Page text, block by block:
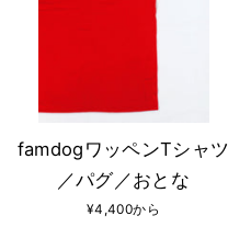
famdogワッペンTシャツ
／パグ／おとな
¥4,400から